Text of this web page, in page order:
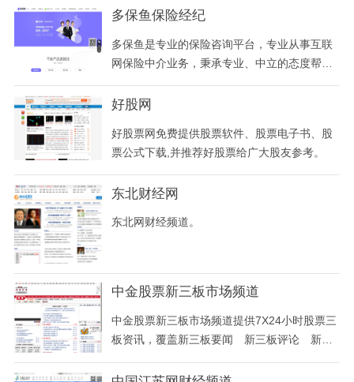
多保鱼保险经纪
多保鱼是专业的保险咨询平台，专业从事互联
网保险中介业务，秉承专业、中立的态度帮助
设计服务，一对一集中解决疑惑，私人订制服
好股网
好股票网免费提供股票软件、股票电子书、股
票公式下载,并推荐好股票给广大股友参考。
东北财经网
东北网财经频道。
中金股票新三板市场频道
中金股票新三板市场频道提供7X24小时股票三
板资讯，覆盖新三板要闻 新三板评论 新三
板相关的行情数据及资讯。